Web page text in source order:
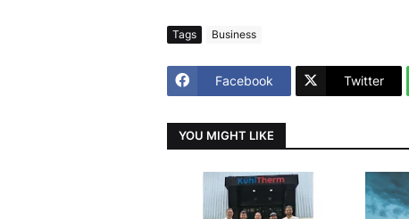
Tags Business
Facebook Twitter
YOU MIGHT LIKE